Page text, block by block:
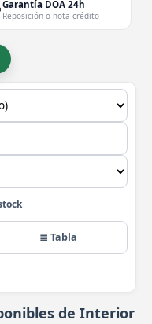
Garantía DOA 24h
Reposición o nota crédito
≣ Tabla
de Interior